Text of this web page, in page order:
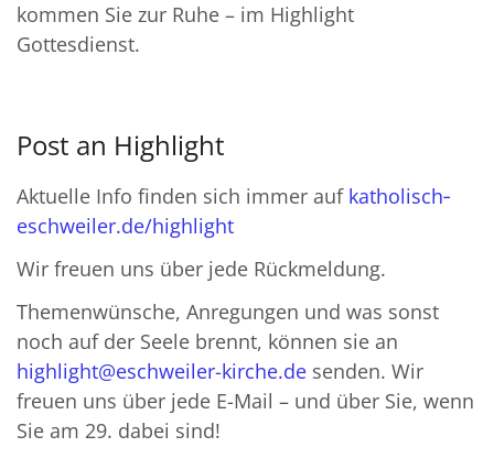
kommen Sie zur Ruhe – im Highlight
Gottesdienst.
Post an Highlight
Aktuelle Info finden sich immer auf katholisch‐
eschweiler.de/highlight
Wir freuen uns über jede Rückmeldung.
Themenwünsche, Anregungen und was sonst
noch auf der Seele brennt, können sie an
highlight@eschweiler-kirche.de senden. Wir
freuen uns über jede E-Mail – und über Sie, wenn
Sie am 29. dabei sind!